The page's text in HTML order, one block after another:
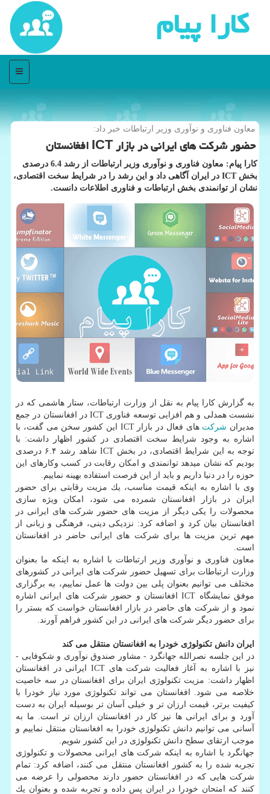
كارا پیام
منو
معاون فناوری و نوآوری وزیر ارتباطات خبر داد:
حضور شركت های ایرانی در بازار ICT افغانستان
كارا پیام: معاون فناوری و نوآوری وزیر ارتباطات از رشد 6.4 درصدی
بخش ICT در ایران آگاهی داد و این رشد را در شرایط سخت اقتصادی،
نشان از توانمندی بخش ارتباطات و فناوری اطلاعات دانست.
به گزارش كارا پیام به نقل از وزارت ارتباطات، ستار هاشمی كه در
نشست همدلی و هم افزایی توسعه فناوری ICT در افغانستان در جمع
مدیران شركت
های فعال در بازار ICT این كشور سخن می گفت، با
اشاره به وجود شرایط سخت اقتصادی در كشور اظهار داشت: با
توجه به این شرایط اقتصادی، در بخش ICT شاهد رشد ۶.۴ درصدی
بودیم كه نشان میدهد توانمندی و امكان رقابت در كسب وكارهای این
حوزه را در دنیا داریم و باید از این فرصت استفاده بهینه نماییم.
وی با اشاره به اینكه قیمت مناسب، یك مزیت رقابتی برای حضور
ایران در بازار افغانستان شمرده می شود، امكان ویژه سازی
محصولات را یكی دیگر از مزیت های حضور شركت های ایرانی در
افغانستان بیان كرد و اضافه كرد: نزدیكی دینی، فرهنگی و زبانی از
مهم ترین مزیت ها برای شركت های ایرانی حاضر در افغانستان
است.
معاون فناوری و نوآوری وزیر ارتباطات با اشاره به اینكه ما بعنوان
وزارت ارتباطات برای تسهیل حضور شركت های ایرانی در كشورهای
مختلف می توانیم بعنوان پلی بین دولت ها عمل نماییم، به برگزاری
موفق نمایشگاه ICT افغانستان و حضور شركت های ایرانی اشاره
نمود و از شركت های حاضر در بازار افغانستان خواست كه بستر را
برای حضور دیگر شركت های ایرانی در این كشور فراهم آورند.
ایران دانش تكنولوژی خودرا به افغانستان منتقل می كند
در این جلسه نصرالله جهانگرد - مشاور صندوق نوآوری و شكوفایی -
نیز با اشاره به آغاز فعالیت شركت های ICT ایرانی در افغانستان
اظهار داشت: مزیت تكنولوژی ایران برای افغانستان در سه خاصیت
خلاصه می شود. افغانستان می تواند تكنولوژی مورد نیاز خودرا با
كیفیت برتر، قیمت ارزان تر و خیلی آسان تر بوسیله ایران به دست
آورد و برای ایرانی ها نیز كار در افغانستان ارزان تر است. ما به
آسانی می توانیم دانش تكنولوژی خودرا به افغانستان منتقل نماییم و
موجب ارتقای سطح دانش تكنولوژی در این كشور شویم.
جهانگرد با اشاره به اینكه شركت های ایرانی محصولات و تكنولوژی
تجربه شده را به كشور افغانستان منتقل می كنند، اضافه كرد: تمام
شركت هایی كه در افغانستان حضور دارند محصولی را عرضه می
كنند كه امتحان خودرا در ایران پس داده و تجربه شده و بعنوان یك